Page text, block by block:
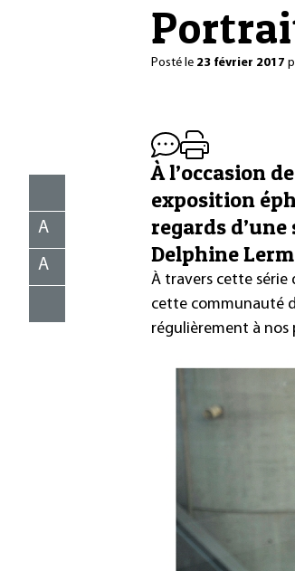
Posté le 23 février 2017
A
A
À l’occasion
exposition
regards
Delphine
À travers cette
cette communauté
régulièrement à nos